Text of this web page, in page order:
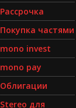
Рассрочка
Покупка частями
mono invest
mono pay
Облигации
Stereo для